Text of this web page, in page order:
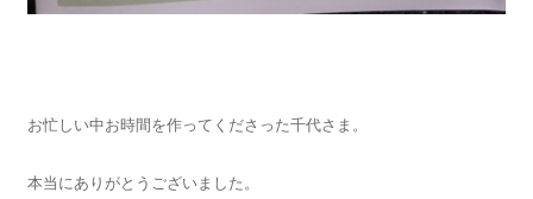
お忙しい中お時間を作ってくださった千代さま。
本当にありがとうございました。